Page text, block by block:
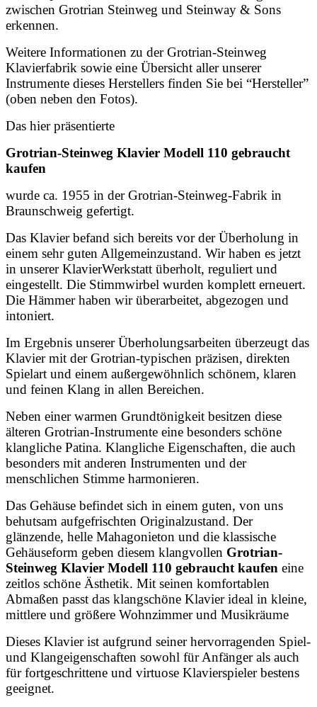
zwischen Grotrian Steinweg und Steinway & Sons
erkennen.
Weitere Informationen zu der Grotrian-Steinweg
Klavierfabrik sowie eine Übersicht aller unserer
Instrumente dieses Herstellers finden Sie bei “Hersteller”
(oben neben den Fotos).
Das hier präsentierte
Grotrian-Steinweg Klavier Modell 110 gebraucht
kaufen
wurde ca. 1955 in der Grotrian-Steinweg-Fabrik in
Braunschweig gefertigt.
Das Klavier befand sich bereits vor der Überholung in
einem sehr guten Allgemeinzustand. Wir haben es jetzt
in unserer KlavierWerkstatt überholt, reguliert und
eingestellt. Die Stimmwirbel wurden komplett erneuert.
Die Hämmer haben wir überarbeitet, abgezogen und
intoniert.
Im Ergebnis unserer Überholungsarbeiten überzeugt das
Klavier mit der Grotrian-typischen präzisen, direkten
Spielart und einem außergewöhnlich schönem, klaren
und feinen Klang in allen Bereichen.
Neben einer warmen Grundtönigkeit besitzen diese
älteren Grotrian-Instrumente eine besonders schöne
klangliche Patina. Klangliche Eigenschaften, die auch
besonders mit anderen Instrumenten und der
menschlichen Stimme harmonieren.
Das Gehäuse befindet sich in einem guten, von uns
behutsam aufgefrischten Originalzustand. Der
glänzende, helle Mahagonieton und die klassische
Gehäuseform geben diesem klangvollen Grotrian-
Steinweg Klavier Modell 110 gebraucht kaufen eine
zeitlos schöne Ästhetik. Mit seinen komfortablen
Abmaßen passt das klangschöne Klavier ideal in kleine,
mittlere und größere Wohnzimmer und Musikräume
Dieses Klavier ist aufgrund seiner hervorragenden Spiel-
und Klangeigenschaften sowohl für Anfänger als auch
für fortgeschrittene und virtuose Klavierspieler bestens
geeignet.